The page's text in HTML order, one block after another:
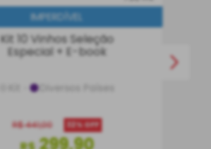
BEST-SELLER
Kit 10 Vinhos Seleção
Especial + E-book
Diversos Países
R$441,00 32% OFF